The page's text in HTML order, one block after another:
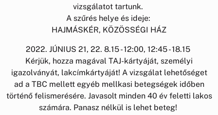
vizsgálatot tartunk.
A szűrés helye és ideje:
HAJMÁSKÉR, KÖZÖSSÉGI HÁZ
2022. JÚNIUS 21, 22. 8.15 - 12:00, 12:45 - 18.15
Kérjük, hozza magával TAJ-kártyáját, személyi
igazolványát, lakcímkártyáját! A vizsgálat lehetőséget
ad a TBC mellett egyéb mellkasi betegségek időben
történő felismerésére. Javasolt minden 40 év feletti lakos
számára. Panasz nélkül is lehet beteg!